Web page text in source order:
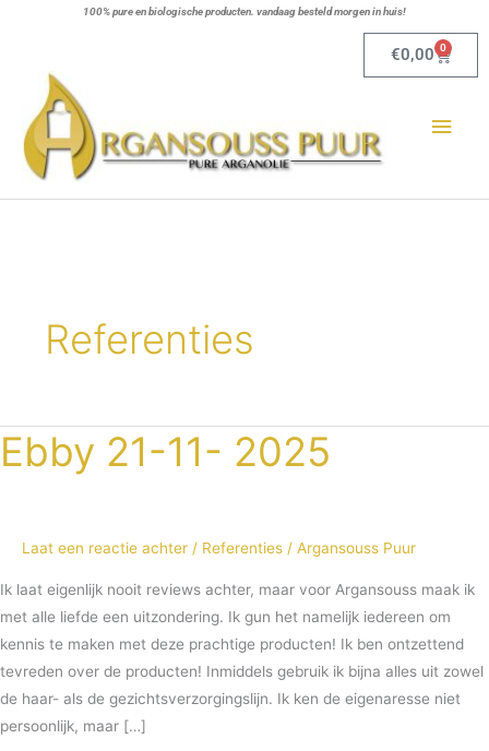
100% pure en biologische producten. vandaag besteld morgen in huis!
€0,00 0
Referenties
Ebby 21-11- 2025
Laat een reactie achter / Referenties / Argansouss Puur
Ik laat eigenlijk nooit reviews achter, maar voor Argansouss maak ik
met alle liefde een uitzondering. Ik gun het namelijk iedereen om
kennis te maken met deze prachtige producten! Ik ben ontzettend
tevreden over de producten! Inmiddels gebruik ik bijna alles uit zowel
de haar- als de gezichtsverzorgingslijn. Ik ken de eigenaresse niet
persoonlijk, maar […]
Ebby
21-